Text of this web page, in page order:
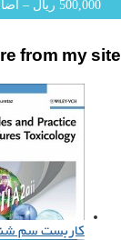
from my site
کاربست سم